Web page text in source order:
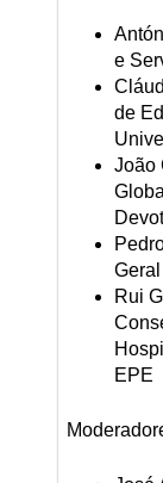
e
de
João
Rui
EPE